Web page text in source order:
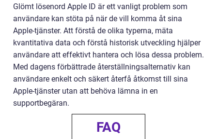
Glömt lösenord Apple ID är ett vanligt problem som
användare kan stöta på när de vill komma åt sina
Apple-tjänster. Att förstå de olika typerna, mäta
kvantitativa data och förstå historisk utveckling hjälper
användare att effektivt hantera och lösa dessa problem.
Med dagens förbättrade återställningsalternativ kan
användare enkelt och säkert återfå åtkomst till sina
Apple-tjänster utan att behöva lämna in en
supportbegäran.
FAQ